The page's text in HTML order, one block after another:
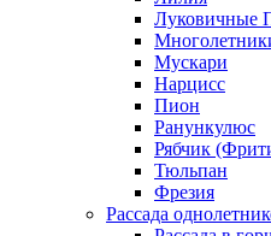
Луковичные
Мускари
Нарцисс
Пион
Ранункулюс
Рябчик
Тюльпан
Фрезия
Рассада